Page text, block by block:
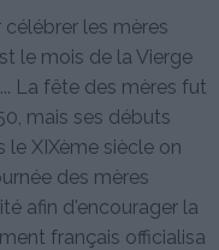
les mères
le mois de la Vierge
La fête des mères fut
mais ses débuts
le XIXème siècle on
des mères
afin d'encourager la
français officialisa